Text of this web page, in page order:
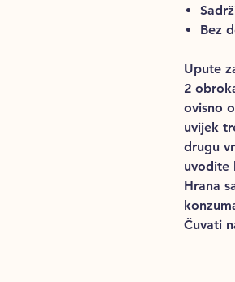
Bez
Upute
2
ovisno
uvijek
drugu
uvodite
Hrana
Čuvati